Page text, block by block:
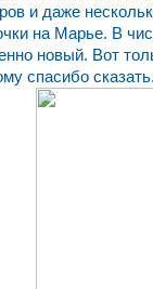
и даже
на Марье. В
новый. Вот
спасибо сказать.